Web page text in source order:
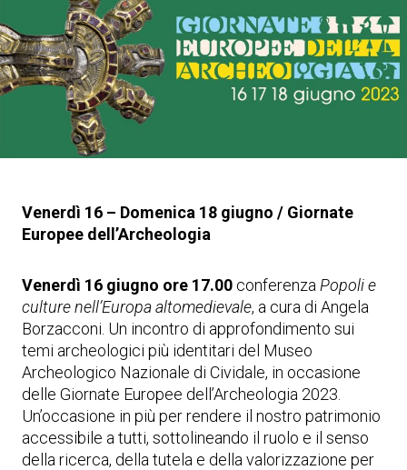
Venerdì 16 – Domenica 18 giugno / Giornate
Europee dell’Archeologia
Venerdì 16 giugno ore 17.00 conferenza Popoli e
culture nell’Europa altomedievale, a cura di Angela
Borzacconi. Un incontro di approfondimento sui
temi archeologici più identitari del Museo
Archeologico Nazionale di Cividale, in occasione
delle Giornate Europee dell’Archeologia 2023.
Un’occasione in più per rendere il nostro patrimonio
accessibile a tutti, sottolineando il ruolo e il senso
della ricerca, della tutela e della valorizzazione per